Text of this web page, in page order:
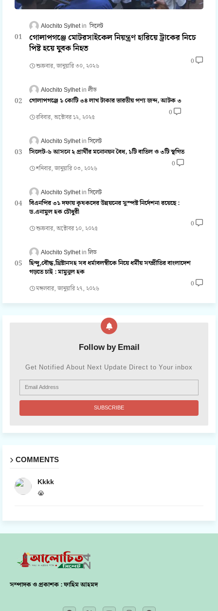
Alochito Sylhet সিলেট
গোলাপগঞ্জে মোটরসাইকেল নিয়ন্ত্রণ হারিয়ে ট্রাকের নিচে
পিষ্ট হয়ে যুবক নিহত
শুক্রবার, জানুয়ারি ৩০, ২০২৬
0
Alochito Sylhet লীড
গোলাপগঞ্জে ১ কোটি ৩৪ লাখ টাকার ভারতীয় পণ্য জব্দ, আটক ৩
রবিবার, অক্টোবর ১২, ২০২৫
0
Alochito Sylhet সিলেট
সিলেট-৬ আসনে ২ প্রার্থীর মনোনয়ন বৈধ, ১টি বাতিল ও ৩টি স্থগিত
শনিবার, জানুয়ারি ০৩, ২০২৬
0
Alochito Sylhet সিলেট
বিএনপির ৩১ দফায় কৃষকদের উন্নয়নের সুস্পষ্ট নির্দেশনা রয়েছে :
ড.এনামুল হক চৌধুরী
শুক্রবার, অক্টোবর ১০, ২০২৫
0
Alochito Sylhet লিড
হিন্দু,বৌদ্ধ,খ্রিষ্টানসহ সব ধর্মাবলম্বীকে নিয়ে ধর্মীয় সম্প্রীতির বাংলাদেশ
গড়তে চাই : মামুনুল হক
মঙ্গলবার, জানুয়ারি ২৭, ২০২৬
0
Follow by Email
Get Notified About Next Update Direct to Your inbox
COMMENTS
Kkkk
😭
সম্পাদক ও প্রকাশক : ফাহিম আহমদ